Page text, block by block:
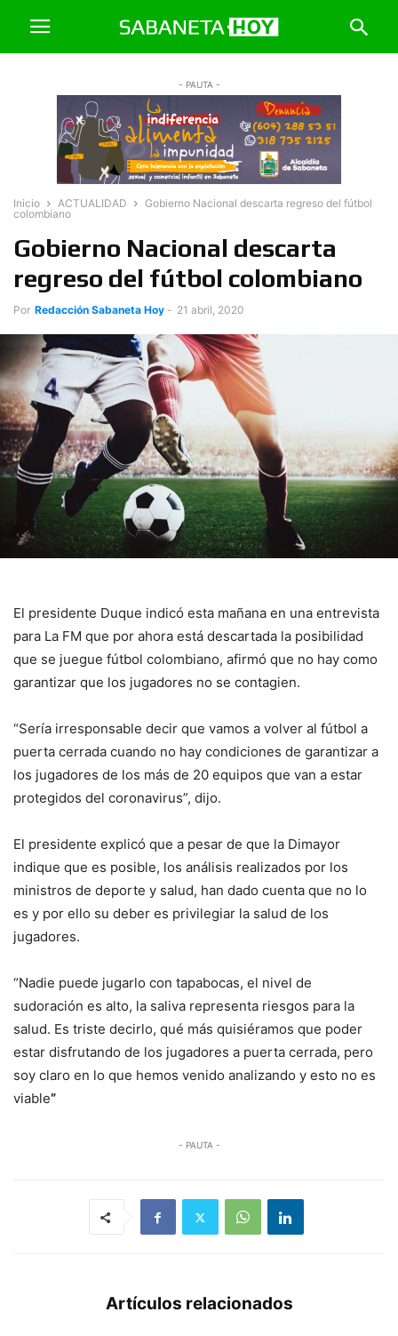
- PAUTA -
Inicio ACTUALIDAD
Gobierno Nacional descarta regreso del fútbol
colombiano
Gobierno Nacional descarta
regreso del fútbol colombiano
Por Redacción Sabaneta Hoy - 21 abril, 2020
El presidente Duque indicó esta mañana en una entrevista
para La FM que por ahora está descartada la posibilidad
que se juegue fútbol colombiano, afirmó que no hay como
garantizar que los jugadores no se contagien.
“Sería irresponsable decir que vamos a volver al fútbol a
puerta cerrada cuando no hay condiciones de garantizar a
los jugadores de los más de 20 equipos que van a estar
protegidos del coronavirus”, dijo.
El presidente explicó que a pesar de que la Dimayor
indique que es posible, los análisis realizados por los
ministros de deporte y salud, han dado cuenta que no lo
es y por ello su deber es privilegiar la salud de los
jugadores.
“Nadie puede jugarlo con tapabocas, el nivel de
sudoración es alto, la saliva representa riesgos para la
salud. Es triste decirlo, qué más quisiéramos que poder
estar disfrutando de los jugadores a puerta cerrada, pero
soy claro en lo que hemos venido analizando y esto no es
viable”
- PAUTA -
Artículos relacionados